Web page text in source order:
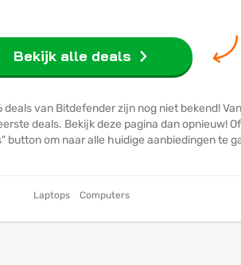
Bekijk alle deals
deals van Bitdefender zijn nog niet bekend!
deals. Bekijk deze pagina dan opnieuw!
button om naar alle huidige aanbiedingen te
Laptops Computers